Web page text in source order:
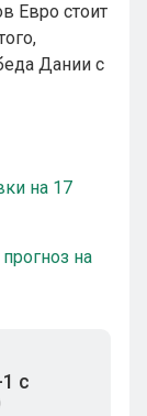
Евро стоит
Дании с
на 17
на
с